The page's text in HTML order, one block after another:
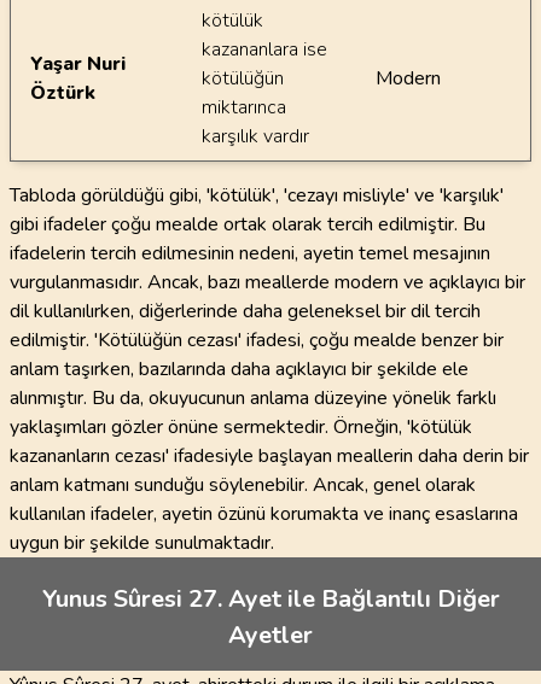
Yaşar Nuri
Öztürk
kötülük
kazananlara ise
kötülüğün
miktarınca
karşılık vardır
Modern
Tabloda görüldüğü gibi, 'kötülük', 'cezayı misliyle' ve 'karşılık'
gibi ifadeler çoğu mealde ortak olarak tercih edilmiştir. Bu
ifadelerin tercih edilmesinin nedeni, ayetin temel mesajının
vurgulanmasıdır. Ancak, bazı meallerde modern ve açıklayıcı bir
dil kullanılırken, diğerlerinde daha geleneksel bir dil tercih
edilmiştir. 'Kötülüğün cezası' ifadesi, çoğu mealde benzer bir
anlam taşırken, bazılarında daha açıklayıcı bir şekilde ele
alınmıştır. Bu da, okuyucunun anlama düzeyine yönelik farklı
yaklaşımları gözler önüne sermektedir. Örneğin, 'kötülük
kazananların cezası' ifadesiyle başlayan meallerin daha derin bir
anlam katmanı sunduğu söylenebilir. Ancak, genel olarak
kullanılan ifadeler, ayetin özünü korumakta ve inanç esaslarına
uygun bir şekilde sunulmaktadır.
Yunus Sûresi 27. Ayet ile Bağlantılı Diğer
Ayetler